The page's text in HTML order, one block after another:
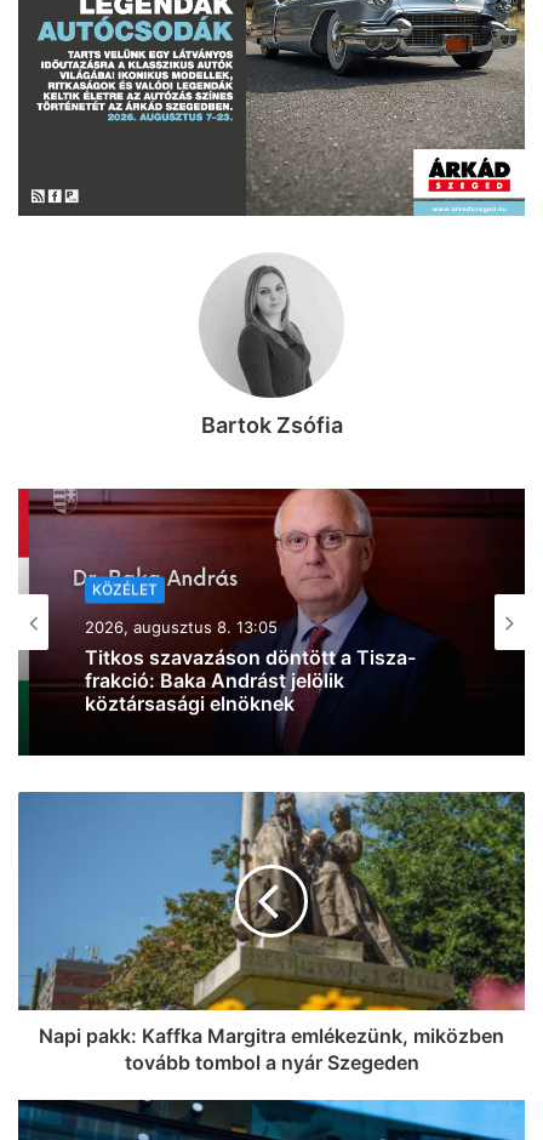
Bartok Zsófia
KÖZÉLET
2026, augusztus 8. 10:44
Kiderült, mire költi a kormány a 6000
milliárd forint európai uniós forrást
Napi pakk: Kaffka Margitra emlékezünk, miközben
tovább tombol a nyár Szegeden